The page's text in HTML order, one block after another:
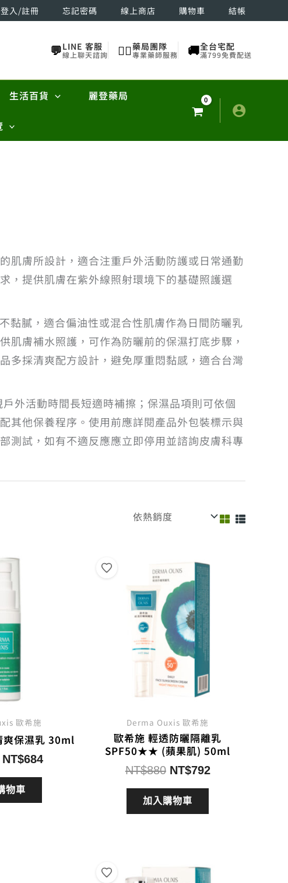
登入/註冊 忘記密碼 線上商店 購物車 結帳
💬LINE 客服
線上聊天諮詢 👨‍⚕️藥局團隊
專業藥師服務 🚚全台宅配
滿799免費配送
生活百貨 麗登藥局
肌膚所設計，適合注重戶外活動防護或日常通勤
，提供肌膚在紫外線照射環境下的基礎照護選
黏膩，適合偏油性或混合性肌膚作為日間防曬乳
肌膚補水照護，可作為防曬前的保濕打底步驟，
多採清爽配方設計，避免厚重悶黏感，適合台灣
外活動時間長短適時補擦；保濕品項則可依個
其他保養程序。使用前應詳閱產品外包裝標示與
測試，如有不適反應應立即停用並諮詢皮膚科專
歐希施
爽保濕乳 30ml
原
價
格：
NT$684目
物車
Derma Ouxis 歐希施
歐希施 輕透防曬隔離乳
SPF50★★ (蘋果肌) 50ml
NT$880 原
價
格：
NT$792目
加入購物車